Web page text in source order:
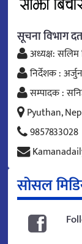
सूचना विभाग
अध्यक्ष: सलिम
निर्देशक :
सम्पादक :
Pyuthan,
9857833028
सोसल